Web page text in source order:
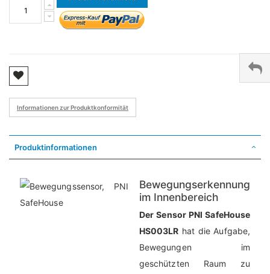
Informationen zur Produktkonformität
Produktinformationen
Bewegungserkennung
im Innenbereich
Der Sensor PNI SafeHouse
HS003LR hat die Aufgabe,
Bewegungen im
geschützten Raum zu